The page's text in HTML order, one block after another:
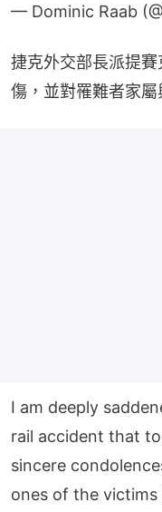
— Dominic Raab
捷克外交部長派提
傷，並對罹難者家屬
I am deeply
rail accident that
sincere
ones of the victims